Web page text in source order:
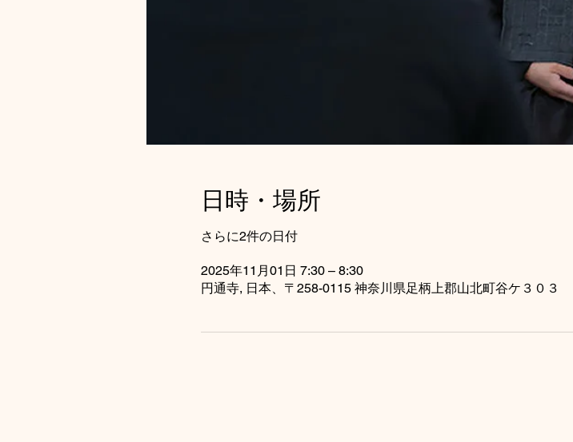
日時・場所
さらに2件の日付
2025年11月01日 7:30 – 8:30
円通寺, 日本、〒258-0115 神奈川県足柄上郡山北町谷ケ３０３